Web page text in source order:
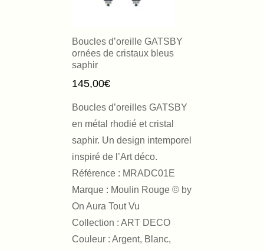
Boucles d’oreille GATSBY
ornées de cristaux bleus
saphir
145,00€
Boucles d’oreilles GATSBY
en métal rhodié et cristal
saphir. Un design intemporel
inspiré de l’Art déco.
Référence : MRADC01E
Marque : Moulin Rouge © by
On Aura Tout Vu
Collection : ART DECO
Couleur : Argent, Blanc,